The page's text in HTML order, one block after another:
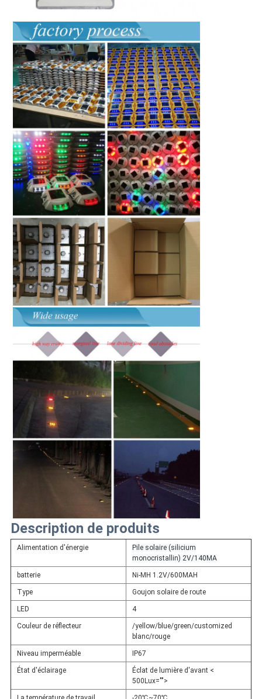
Description de produits
Alimentation d'énergie
Pile solaire (silicium
monocristallin) 2V/140MA
batterie Ni-MH 1.2V/600MAH
Type Goujon solaire de route
LED 4
Couleur de réflecteur
/yellow/blue/green/customized
blanc/rouge
Niveau imperméable IP67
État d'éclairage
Éclat de lumière d'avant <
500Lux="">